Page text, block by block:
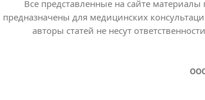
Все представленные на сайте
предназначены для медицинских
авторы статей не несут